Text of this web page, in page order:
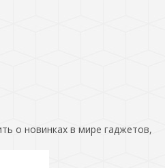
о новинках в мире гаджетов,